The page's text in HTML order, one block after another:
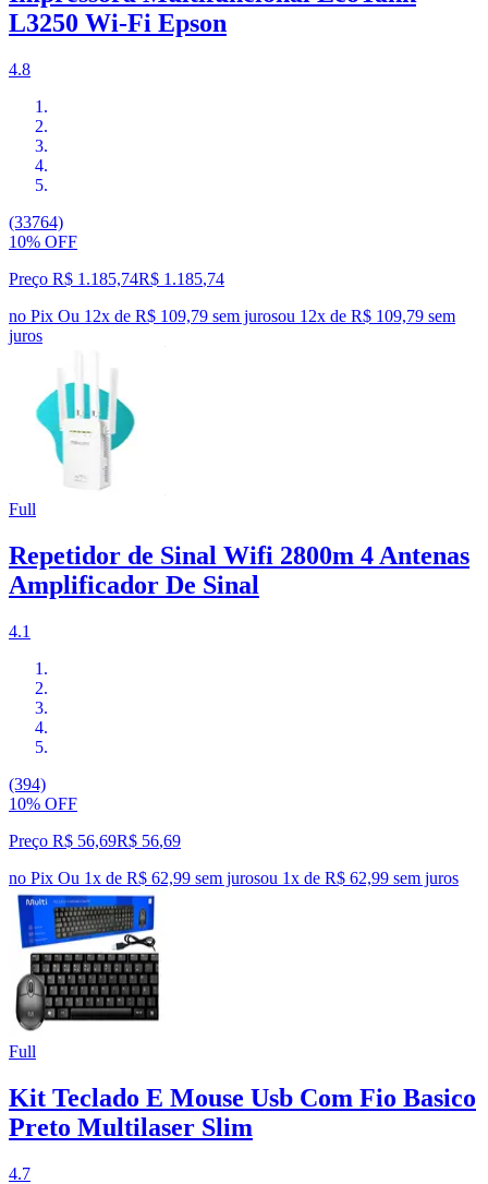
L3250 Wi-Fi Epson
4.8
(33764)
10% OFF
Preço R$ 1.185,74R$ 1.185,74
no Pix Ou 12x de R$ 109,79 sem jurosou 12x de R$ 109,79 sem
juros
Full
Repetidor de Sinal Wifi 2800m 4 Antenas
Amplificador De Sinal
4.1
(394)
10% OFF
Preço R$ 56,69R$ 56,69
no Pix Ou 1x de R$ 62,99 sem jurosou 1x de R$ 62,99 sem juros
Full
Kit Teclado E Mouse Usb Com Fio Basico
Preto Multilaser Slim
4.7